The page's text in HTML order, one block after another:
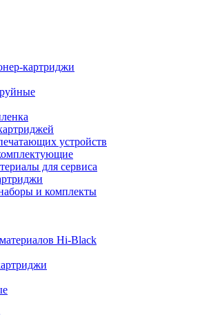
картриджи
устройств
для сервиса
и комплекты
Hi-Black